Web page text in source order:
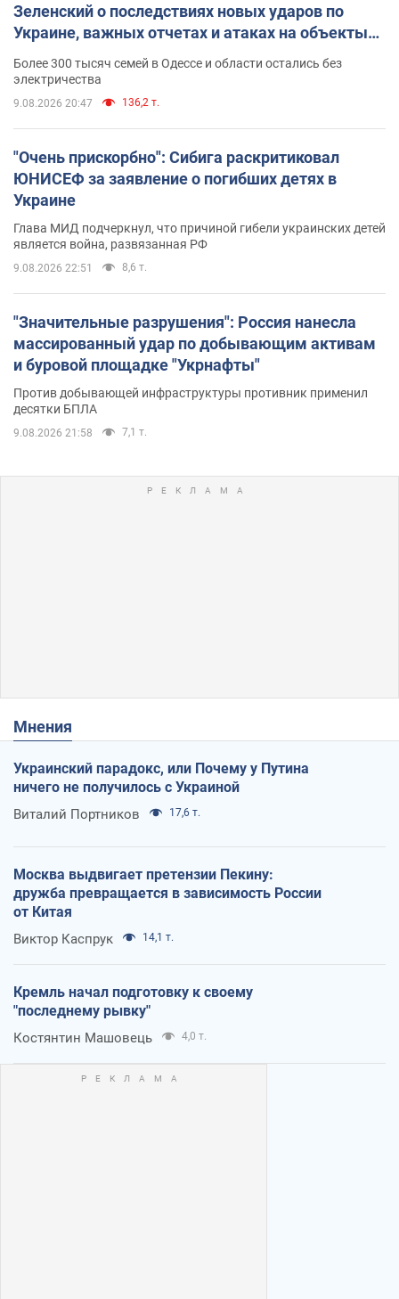
Зеленский о последствиях новых ударов по
Украине, важных отчетах и атаках на объекты
противника. Видео
Более 300 тысяч семей в Одессе и области остались без
электричества
9.08.2026 20:47 136,2 т.
"Очень прискорбно": Сибига раскритиковал
ЮНИСЕФ за заявление о погибших детях в
Украине
Глава МИД подчеркнул, что причиной гибели украинских детей
является война, развязанная РФ
9.08.2026 22:51 8,6 т.
"Значительные разрушения": Россия нанесла
массированный удар по добывающим активам
и буровой площадке "Укрнафты"
Против добывающей инфраструктуры противник применил
десятки БПЛА
9.08.2026 21:58 7,1 т.
Мнения
Украинский парадокс, или Почему у Путина
ничего не получилось с Украиной
Виталий Портников 17,6 т.
Москва выдвигает претензии Пекину:
дружба превращается в зависимость России
от Китая
Виктор Каспрук 14,1 т.
Кремль начал подготовку к своему
"последнему рывку"
Костянтин Машовець 4,0 т.